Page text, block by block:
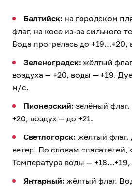
Балтийск: на городском
флаг, на косе из-за сильного
Вода прогрелась до +19...+20,
Зеленоградск: жёлтый
воздуха — +20, воды — +19.
м/с.
Пионерский: зелёный
+20, воздух — до +21.
Светлогорск: жёлтый флаг.
ветер. По словам спасателей,
Температура воды — +18...+19,
Янтарный: жёлтый флаг.